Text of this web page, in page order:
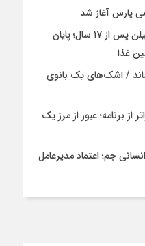
پارس آغاز شد
ساخت رستوران خودگردان جم‌پیلن پس از ۱۷ سال؛ پایان
غذا
/ اشک‌های یک بانوی
برنامه؛ عبور از مرز یک
جم؛ اعتماد مدیرعامل